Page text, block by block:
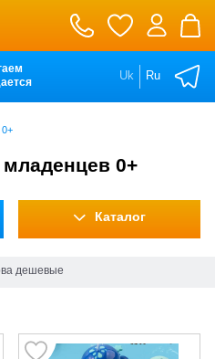
Uk Ru
0+
Каталог
дешевые